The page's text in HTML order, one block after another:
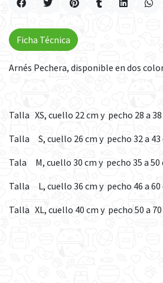
Arnés Pechera, disponible en dos
Talla XS, cuello 22 cm y pecho 28 a
Talla S, cuello 26 cm y pecho 32 a 43
Tala M, cuello 30 cm y pecho 35 a 50
Talla L, cuello 36 cm y pecho 46 a 60
Talla XL, cuello 40 cm y pecho 50 a
Ficha Técnica